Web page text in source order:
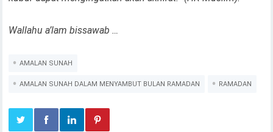
Wallahu a’lam bissawab …
AMALAN SUNAH
AMALAN SUNAH DALAM MENYAMBUT BULAN RAMADAN RAMADAN